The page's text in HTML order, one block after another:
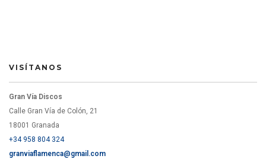
VISÍTANOS
Gran Vía Discos
Calle Gran Vía de Colón, 21
18001 Granada
+34 958 804 324
granviaflamenca@gmail.com